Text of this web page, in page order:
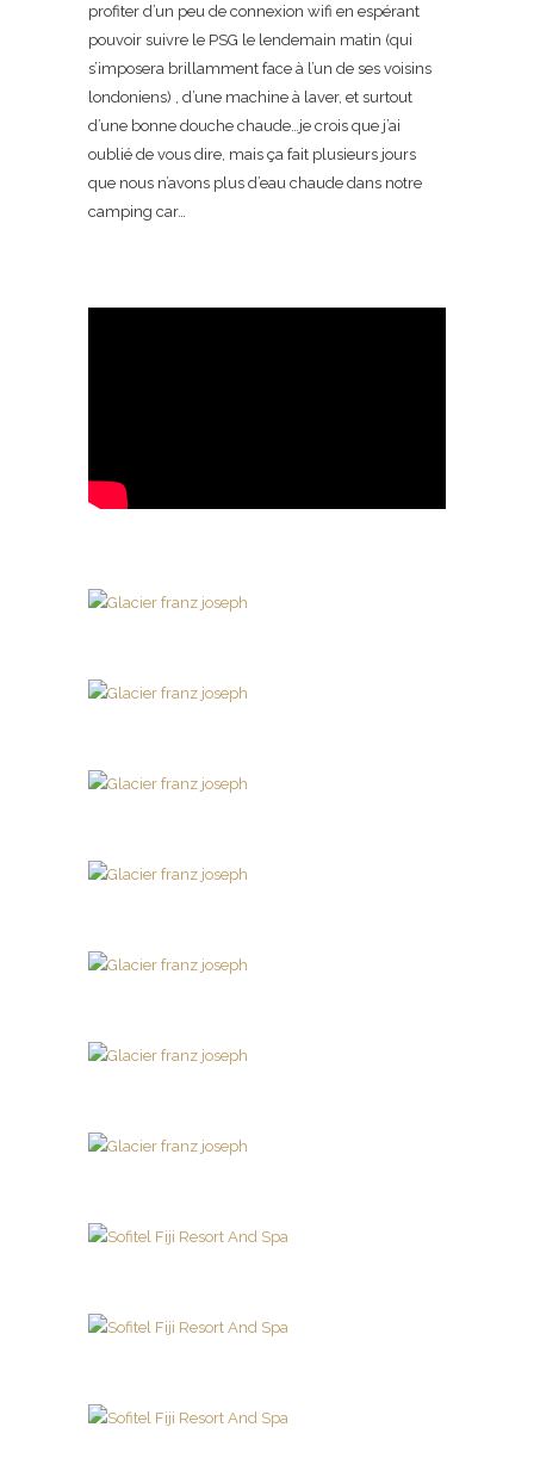
profiter d’un peu de connexion wifi en espérant
pouvoir suivre le PSG le lendemain matin (qui
s’imposera brillamment face à l’un de ses voisins
londoniens) , d’une machine à laver, et surtout
d’une bonne douche chaude…je crois que j’ai
oublié de vous dire, mais ça fait plusieurs jours
que nous n’avons plus d’eau chaude dans notre
camping car…